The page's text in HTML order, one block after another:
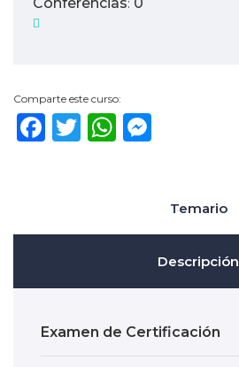
:
Comparte este curso:
Facebook
TwitterWhatsApp
Temario
Descripción
Examen de Certificación